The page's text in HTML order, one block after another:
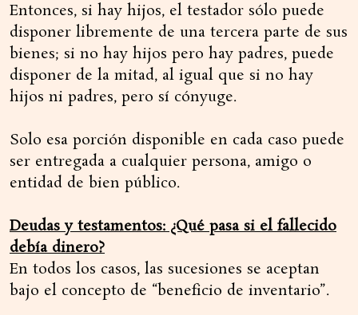
Entonces, si hay hijos, el testador sólo puede
disponer libremente de una tercera parte de sus
bienes; si no hay hijos pero hay padres, puede
disponer de la mitad, al igual que si no hay
hijos ni padres, pero sí cónyuge.
Solo esa porción disponible en cada caso puede
ser entregada a cualquier persona, amigo o
entidad de bien público.
Deudas y testamentos: ¿Qué pasa si el fallecido
debía dinero?
En todos los casos, las sucesiones se aceptan
bajo el concepto de “beneficio de inventario”.